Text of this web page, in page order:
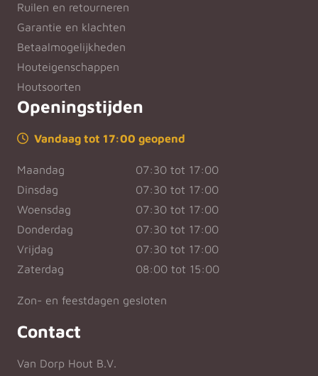
Ruilen en retourneren
Garantie en klachten
Betaalmogelijkheden
Houteigenschappen
Houtsoorten
Openingstijden
Vandaag tot 17:00 geopend
Maandag
07:30 tot 17:00
Dinsdag
07:30 tot 17:00
Woensdag
07:30 tot 17:00
Donderdag
07:30 tot 17:00
Vrijdag
07:30 tot 17:00
Zaterdag
08:00 tot 15:00
Zon- en feestdagen gesloten
Contact
Van Dorp Hout B.V.